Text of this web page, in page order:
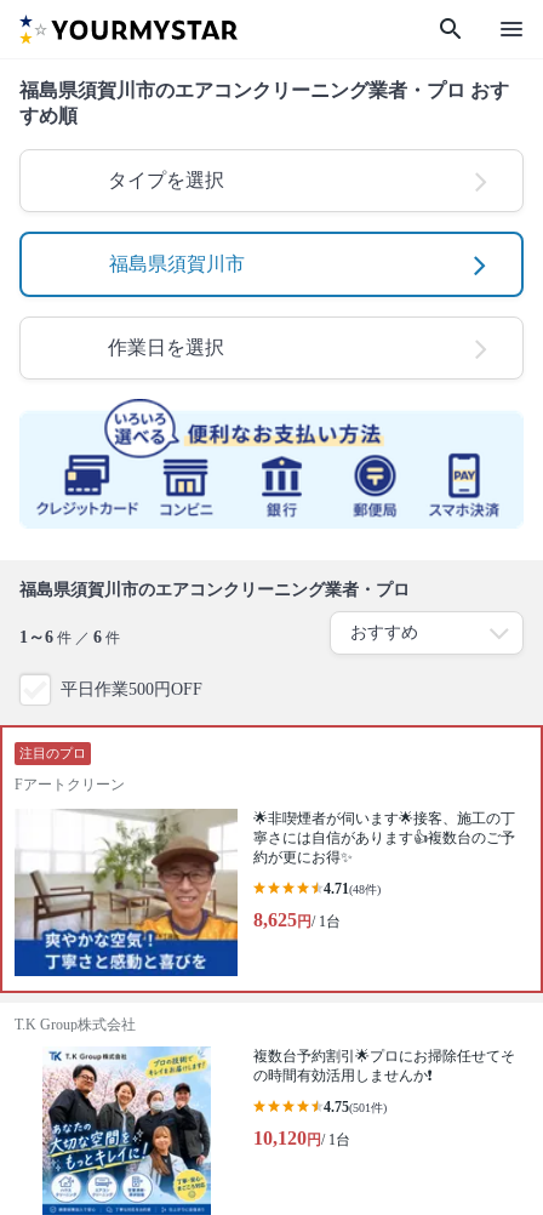
search menu
福島県須賀川市のエアコンクリーニング業者・プロ おす
すめ順
タイプを選択
福島県須賀川市
作業日を選択
福島県須賀川市のエアコンクリーニング業者・プロ
1～6 件 ／ 6 件
平日作業500円OFF
注目のプロ
Fアートクリーン
🌟非喫煙者が伺います🌟接客、施工の丁
寧さには自信があります👍複数台のご予
約が更にお得✨
4.71(48件)
8,625円/ 1台
T.K Group株式会社
複数台予約割引🌟プロにお掃除任せてそ
の時間有効活用しませんか❗️
4.75(501件)
10,120円/ 1台